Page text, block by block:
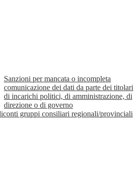
Sanzioni per mancata o incompleta
comunicazione dei dati da parte dei titolari
di incarichi politici, di amministrazione, di
direzione o di governo
gruppi consiliari regionali/provinciali